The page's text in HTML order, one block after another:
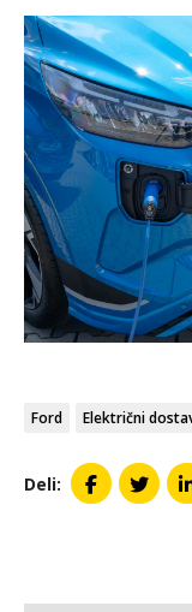
Ford Električni
Deli: